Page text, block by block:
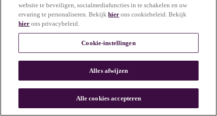
n
website te beveiligen, socialmediafuncties in te schakelen en uw
ervaring te personaliseren. Bekijkhier ons cookiebeleid. Bekijk
hier ons privacybeleid.
Cookie-instellingen
Alles afwijzen
Alle cookies accepteren